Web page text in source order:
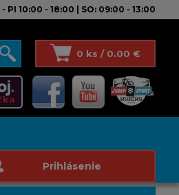
PI 10:00 - 18:00 | SO: 09:00 - 13:00
0 ks / 0.00 €
Prihlásenie